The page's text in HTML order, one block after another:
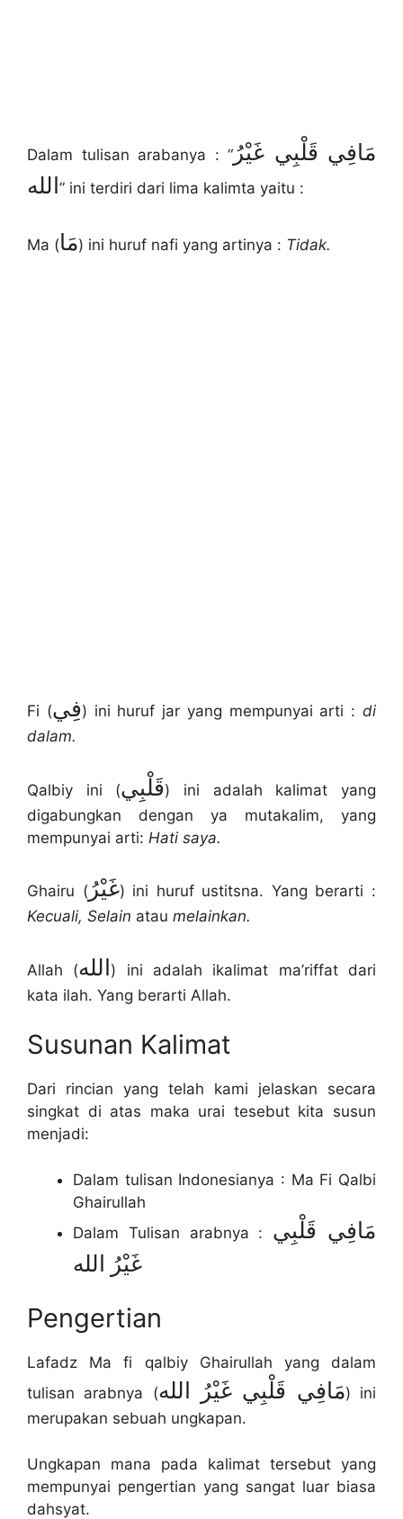
Dalam tulisan arabanya : “ مَافِي قَلْبِي غَيْرُ
الله ” ini terdiri dari lima kalimta yaitu :
Ma (مَا) ini huruf nafi yang artinya : Tidak.
Fi (فِي) ini huruf jar yang mempunyai arti :di
dalam.
Qalbiy ini (قَلْبِي) ini adalah kalimat yang
digabungkan dengan ya mutakalim, yang
mempunyai arti: Hati saya.
Ghairu (غَيْرُ) ini huruf ustitsna. Yang berarti :
Kecuali, Selain atau melainkan.
Allah (الله ) ini adalah ikalimat ma’riffat dari
kata ilah. Yang berarti Allah.
Susunan Kalimat
Dari rincian yang telah kami jelaskan secara
singkat di atas maka urai tesebut kita susun
menjadi:
Dalam tulisan Indonesianya : Ma Fi Qalbi
Ghairullah
Dalam Tulisan arabnya : مَافِي قَلْبِي
غَيْرُ الله
Pengertian
Lafadz Ma fi qalbiy Ghairullah yang dalam
tulisan arabnya (مَافِي قَلْبِي غَيْرُ الله) ini
merupakan sebuah ungkapan.
Ungkapan mana pada kalimat tersebut yang
mempunyai pengertian yang sangat luar biasa
dahsyat.